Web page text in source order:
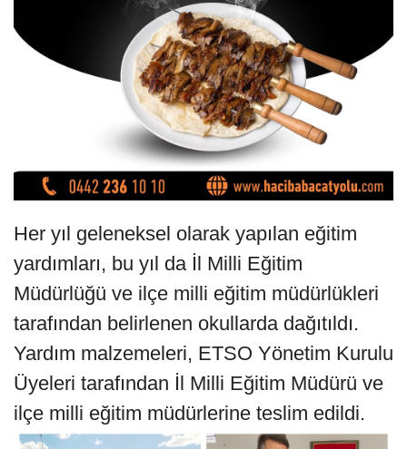
Her yıl geleneksel olarak yapılan eğitim
yardımları, bu yıl da İl Milli Eğitim
Müdürlüğü ve ilçe milli eğitim müdürlükleri
tarafından belirlenen okullarda dağıtıldı.
Yardım malzemeleri, ETSO Yönetim Kurulu
Üyeleri tarafından İl Milli Eğitim Müdürü ve
ilçe milli eğitim müdürlerine teslim edildi.